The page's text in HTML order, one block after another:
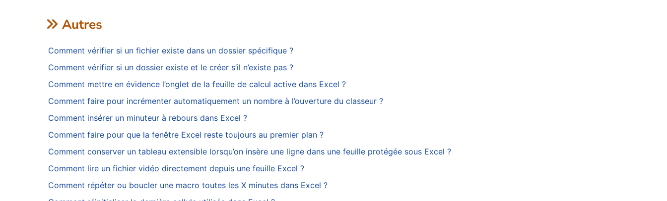
Autres
Comment vérifier si un fichier existe dans un dossier spécifique ?
Comment vérifier si un dossier existe et le créer s’il n’existe pas ?
Comment mettre en évidence l’onglet de la feuille de calcul active dans Excel ?
Comment faire pour incrémenter automatiquement un nombre à l’ouverture du classeur ?
Comment insérer un minuteur à rebours dans Excel ?
Comment faire pour que la fenêtre Excel reste toujours au premier plan ?
Comment conserver un tableau extensible lorsqu’on insère une ligne dans une feuille protégée sous Excel ?
Comment lire un fichier vidéo directement depuis une feuille Excel ?
Comment répéter ou boucler une macro toutes les X minutes dans Excel ?